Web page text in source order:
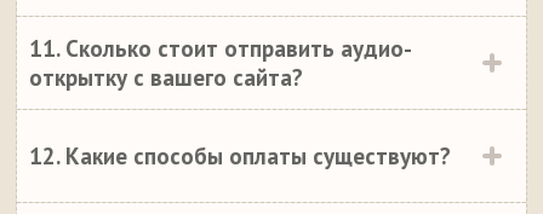
11. Сколько стоит отправить аудио-
открытку с вашего сайта?
12. Какие способы оплаты существуют?